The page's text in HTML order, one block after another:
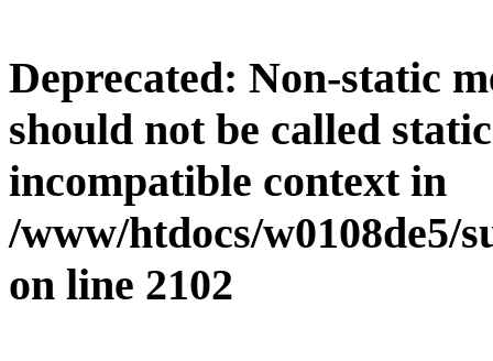
Deprecated: Non-static
should not be called
incompatible context in
/www/htdocs/w0108de5/
on line 2102